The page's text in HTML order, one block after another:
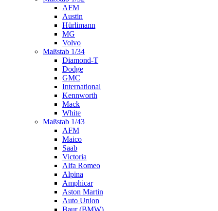
AFM
Austin
Hürlimann
MG
Volvo
Maßstab 1/34
Diamond-T
Dodge
GMC
International
Kennworth
Mack
White
Maßstab 1/43
AFM
Maico
Saab
Victoria
Alfa Romeo
Alpina
Amphicar
Aston Martin
Auto Union
Baur (BMW)